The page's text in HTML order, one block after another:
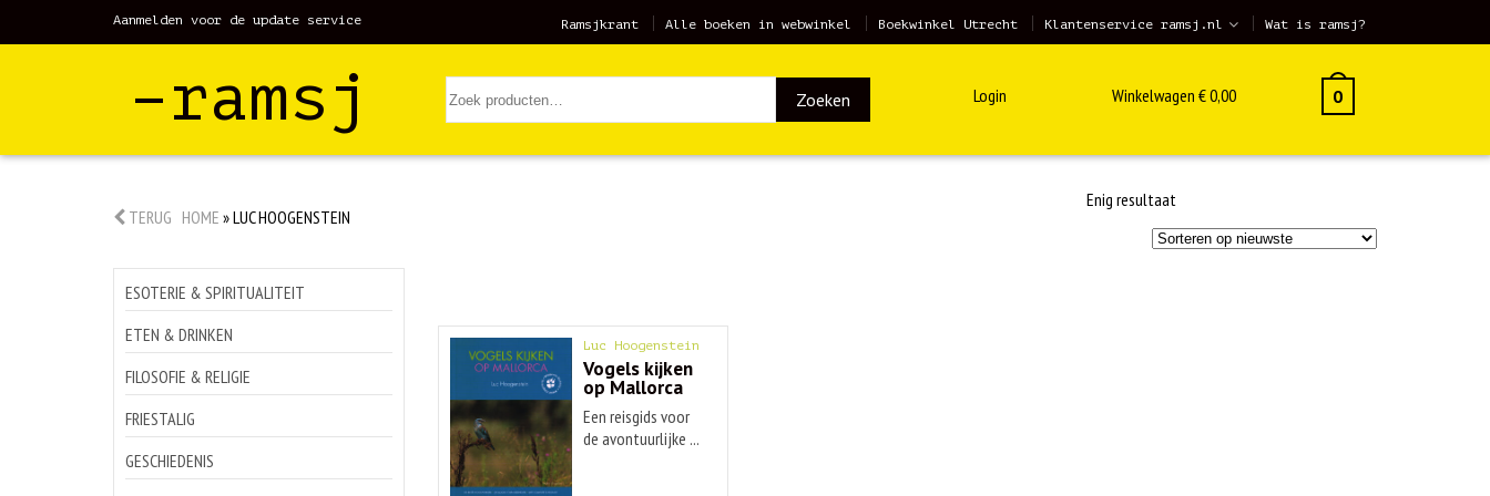
Aanmelden voor de update service Ramsjkrant Alle boeken in webwinkel Boekwinkel Utrecht Klantenservice ramsj.nl Wat is ramsj?
–ramsj Zoeken Login Winkelwagen €0,00 0
TERUG HOME »LUC HOOGENSTEIN
Enig resultaat
ESOTERIE & SPIRITUALITEIT
ETEN & DRINKEN
FILOSOFIE & RELIGIE
FRIESTALIG
GESCHIEDENIS
Luc Hoogenstein
Vogels kijken
op Mallorca
Een reisgids voor
de avontuurlijke ...